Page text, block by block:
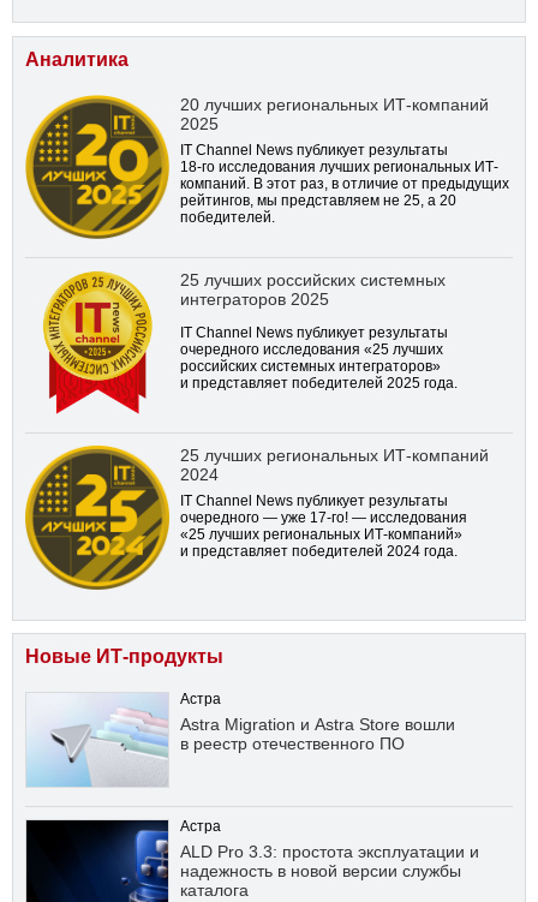
Аналитика
20 лучших региональных ИТ-компаний
2025
IT Channel News публикует результаты
18-го исследования лучших региональных ИТ-
компаний. В этот раз, в отличие от предыдущих
рейтингов, мы представляем не 25, а 20
победителей.
25 лучших российских системных
интеграторов 2025
IT Channel News публикует результаты
очередного исследования «25 лучших
российских системных интеграторов»
и представляет победителей 2025 года.
25 лучших региональных ИТ-компаний
2024
IT Channel News публикует результаты
очередного — уже 17-го! — исследования
«25 лучших региональных ИТ-компаний»
и представляет победителей 2024 года.
Новые ИТ-продукты
Астра
Astra Migration и Astra Store вошли
в реестр отечественного ПО
Астра
ALD Pro 3.3: простота эксплуатации и
надежность в новой версии службы
каталога